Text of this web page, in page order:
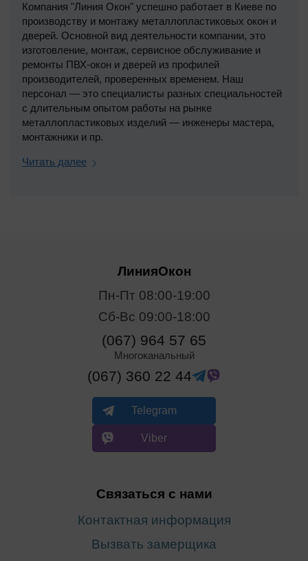
Компания "Линия Окон" успешно работает в Киеве по
производству и монтажу металлопластиковых окон и
дверей. Основной вид деятельности компании, это
изготовление, монтаж, сервисное обслуживание и
ремонты ПВХ-окон и дверей из профилей
производителей, проверенных временем. Наш
персонал — это специалисты разных специальностей
с длительным опытом работы на рынке
металлопластиковых изделий — инженеры мастера,
монтажники и пр.
Читать далее
ЛинияОкон
Пн-Пт 08:00-19:00
Сб-Вс 09:00-18:00
(067) 964 57 65
Многоканальный
(067) 360 22 44
Telegram
Viber
Связаться с нами
Контактная информация
Вызвать замерщика